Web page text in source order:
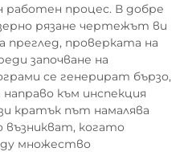
работен процес. В добре
рязане чертежът ви
преглед, проверката на
започване на
се генерират бързо,
към инспекция
кратък път намалява
възникват, когато
множество